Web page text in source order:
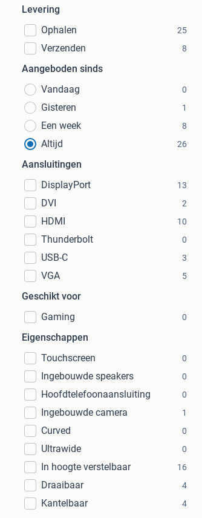
Levering
Ophalen
25
Verzenden 8
Aangeboden sinds
Vandaag
0
Gisteren 1
Een week 8
Altijd 26
Aansluitingen
DisplayPort
13
DVI 2
HDMI 10
Thunderbolt 0
USB-C 3
VGA 5
Geschikt voor
Gaming
0
Eigenschappen
Touchscreen
0
Ingebouwde speakers 0
Hoofdtelefoonaansluiting 0
Ingebouwde camera 1
Curved 0
Ultrawide 0
In hoogte verstelbaar 16
Draaibaar 4
Kantelbaar 4